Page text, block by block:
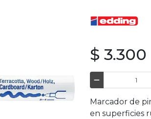
$ 3.300
Marcador de
en superficies